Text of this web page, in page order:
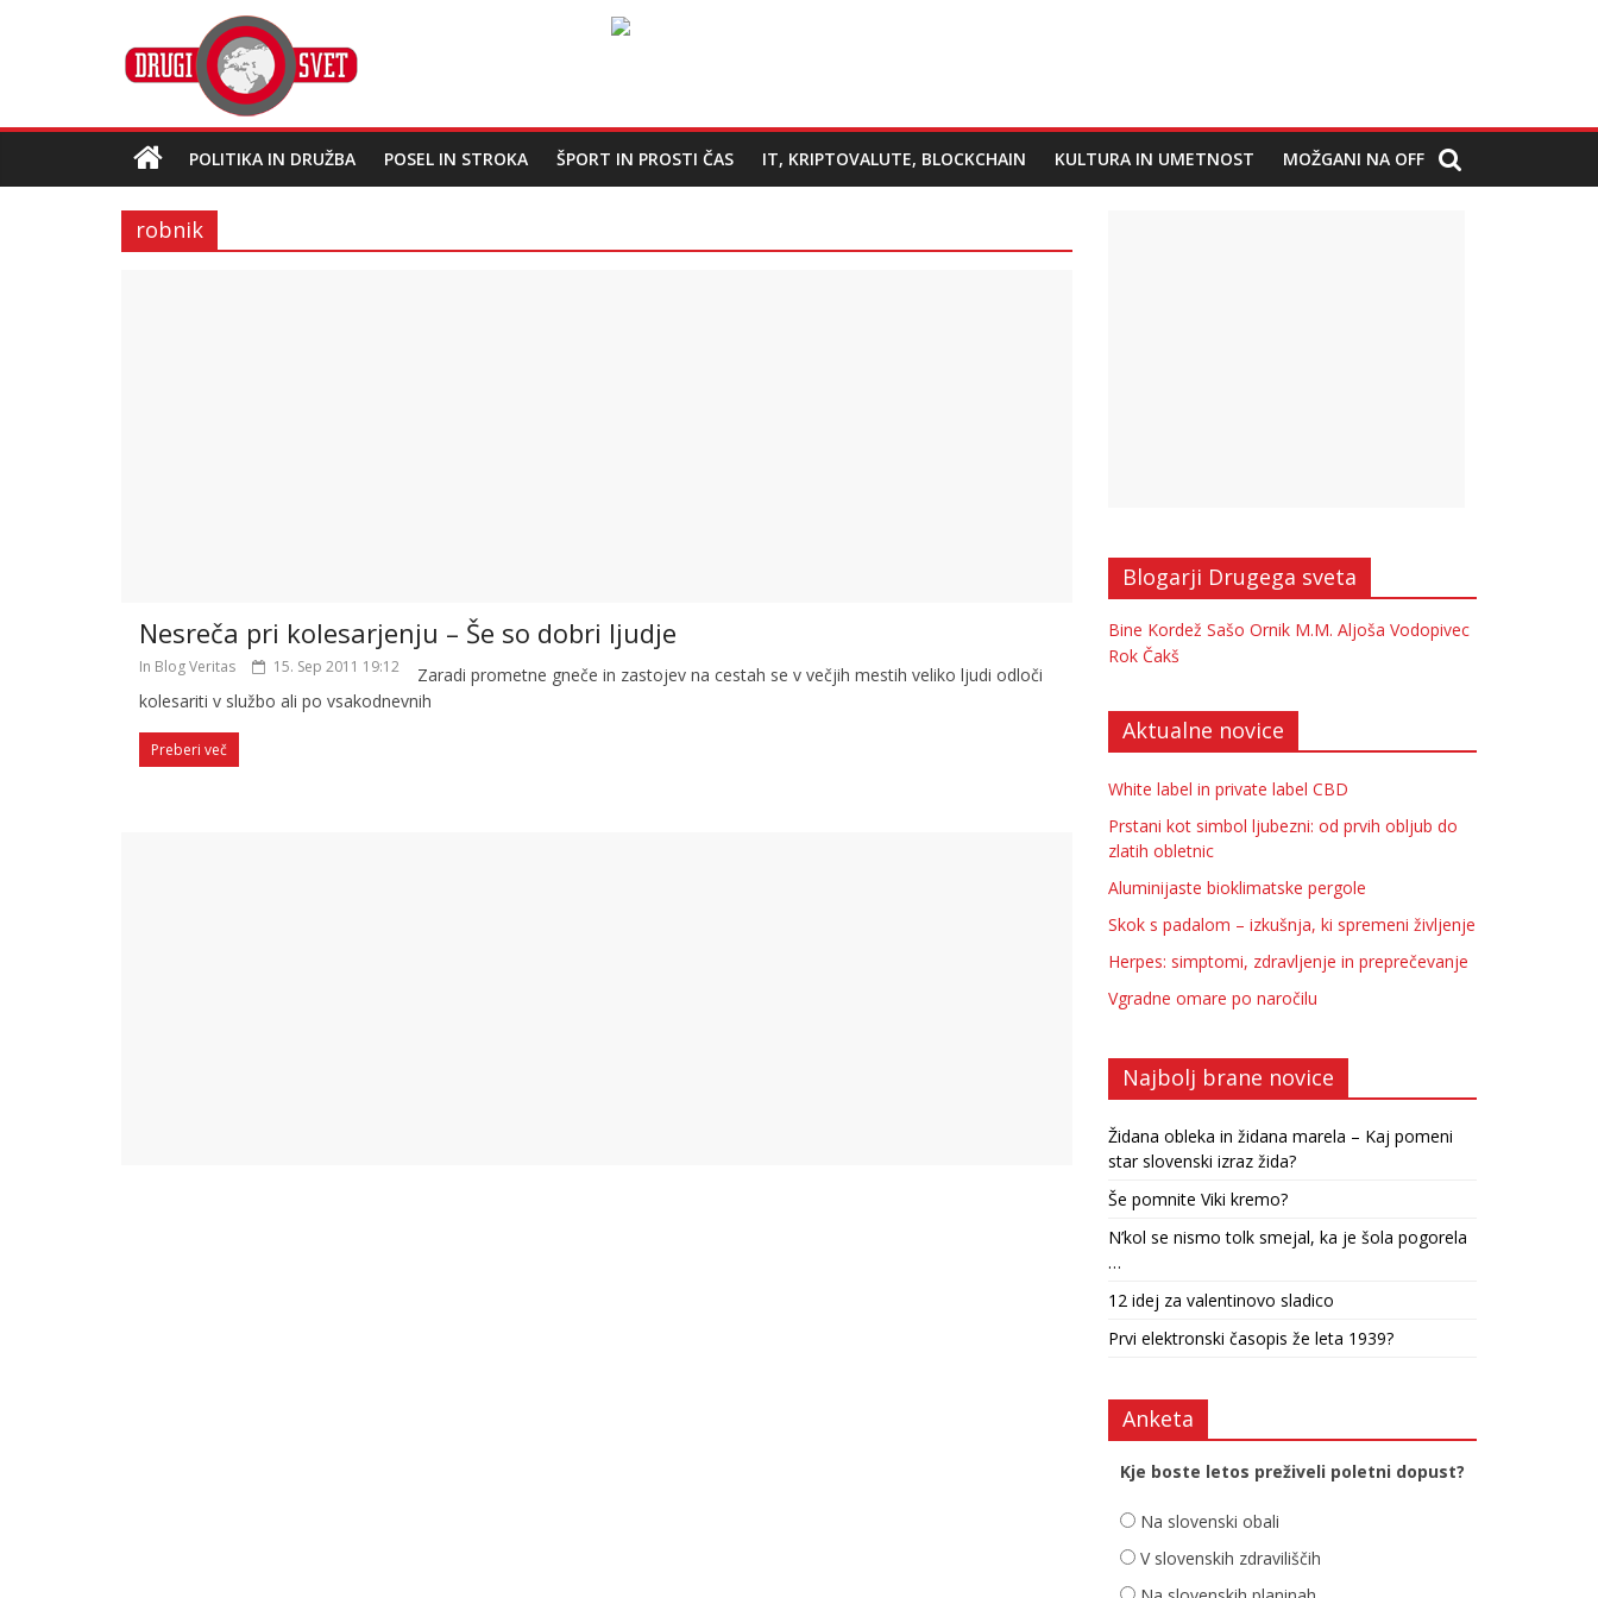
POLITIKA IN DRUŽBA POSEL IN STROKA ŠPORT IN PROSTI ČAS IT, KRIPTOVALUTE, BLOCKCHAIN KULTURA IN UMETNOST MOŽGANI NA OFF
robnik
Nesreča pri kolesarjenju – Še so dobri ljudje
In Blog Veritas 15. Sep 2011 19:12
Zaradi prometne gneče in zastojev na cestah se v večjih mestih veliko ljudi odloči
kolesariti v službo ali po vsakodnevnih
Preberi več
Blogarji Drugega sveta
Bine Kordež Sašo Ornik M.M. Aljoša Vodopivec
Rok Čakš
Aktualne novice
White label in private label CBD
Prstani kot simbol ljubezni: od prvih obljub do
zlatih obletnic
Aluminijaste bioklimatske pergole
Skok s padalom – izkušnja, ki spremeni življenje
Herpes: simptomi, zdravljenje in preprečevanje
Vgradne omare po naročilu
Najbolj brane novice
Židana obleka in židana marela – Kaj pomeni
star slovenski izraz žida?
Še pomnite Viki kremo?
N’kol se nismo tolk smejal, ka je šola pogorela
…
12 idej za valentinovo sladico
Prvi elektronski časopis že leta 1939?
Anketa
Kje boste letos preživeli poletni dopust?
Na slovenski obali
V slovenskih zdraviliščih